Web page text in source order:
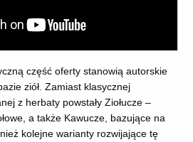
część oferty stanowią autorskie
ziół. Zamiast klasycznej
z herbaty powstały Ziołucze –
a także Kawucze, bazujące na
kolejne warianty rozwijające tę